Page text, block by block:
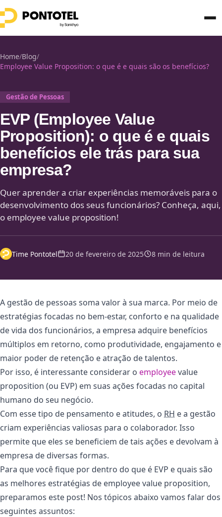
Home/Blog/
Employee Value Proposition: o que é e quais são os benefícios?
Gestão de Pessoas
EVP (Employee Value
Proposition): o que é e quais
benefícios ele trás para sua
empresa?
Quer aprender a criar experiências memoráveis para o
desenvolvimento dos seus funcionários? Conheça, aqui,
o employee value proposition!
Time Pontotel 20 de fevereiro de 2025 8 min de leitura
A gestão de pessoas soma valor à sua marca. Por meio de
estratégias focadas no bem-estar, conforto e na qualidade
de vida dos funcionários, a empresa adquire benefícios
múltiplos em retorno, como produtividade, engajamento e
maior poder de retenção e atração de talentos.
Por isso, é interessante considerar o employeevalue
proposition (ou EVP) em suas ações focadas no capital
humano do seu negócio.
Com esse tipo de pensamento e atitudes, o RH e a gestão
criam experiências valiosas para o colaborador. Isso
permite que eles se beneficiem de tais ações e devolvam à
empresa de diversas formas.
Para que você fique por dentro do que é EVP e quais são
as melhores estratégias de employee value proposition,
preparamos este post! Nos tópicos abaixo vamos falar dos
seguintes assuntos: